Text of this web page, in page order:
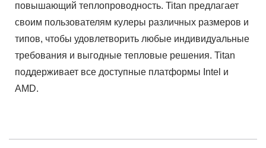
повышающий теплопроводность. Titan предлагает
своим пользователям кулеры различных размеров и
типов, чтобы удовлетворить любые индивидуальные
требования и выгодные тепловые решения. Titan
поддерживает все доступные платформы Intel и
AMD.